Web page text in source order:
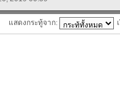
แสดงกระทู้จาก: